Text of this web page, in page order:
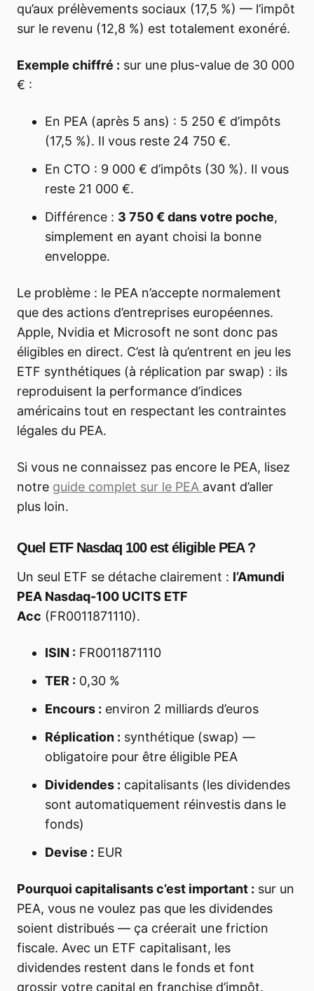
qu’aux prélèvements sociaux (17,5 %) — l’impôt
sur le revenu (12,8 %) est totalement exonéré.
Exemple chiffré : sur une plus-value de 30 000
€ :
En PEA (après 5 ans) : 5 250 € d’impôts
(17,5 %). Il vous reste 24 750 €.
En CTO : 9 000 € d’impôts (30 %). Il vous
reste 21 000 €.
Différence : 3 750 € dans votre poche,
simplement en ayant choisi la bonne
enveloppe.
Le problème : le PEA n’accepte normalement
que des actions d’entreprises européennes.
Apple, Nvidia et Microsoft ne sont donc pas
éligibles en direct. C’est là qu’entrent en jeu les
ETF synthétiques (à réplication par swap) : ils
reproduisent la performance d’indices
américains tout en respectant les contraintes
légales du PEA.
Si vous ne connaissez pas encore le PEA, lisez
notre guide complet sur le PEA avant d’aller
plus loin.
Quel ETF Nasdaq 100 est éligible PEA ?
Un seul ETF se détache clairement : l’Amundi
PEA Nasdaq-100 UCITS ETF
Acc (FR0011871110).
ISIN : FR0011871110
TER : 0,30 %
Encours : environ 2 milliards d’euros
Réplication : synthétique (swap) —
obligatoire pour être éligible PEA
Dividendes : capitalisants (les dividendes
sont automatiquement réinvestis dans le
fonds)
Devise : EUR
Pourquoi capitalisants c’est important : sur un
PEA, vous ne voulez pas que les dividendes
soient distribués — ça créerait une friction
fiscale. Avec un ETF capitalisant, les
dividendes restent dans le fonds et font
grossir votre capital en franchise d’impôt.